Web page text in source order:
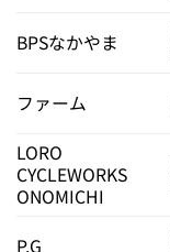
BPSなかやま
ファーム
LORO
CYCLEWORKS
ONOMICHI
P.G